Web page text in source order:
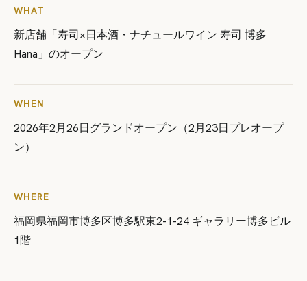
WHAT
新店舗「寿司×日本酒・ナチュールワイン 寿司 博多
Hana」のオープン
WHEN
2026年2月26日グランドオープン（2月23日プレオープ
ン）
WHERE
福岡県福岡市博多区博多駅東2-1-24 ギャラリー博多ビル
1階